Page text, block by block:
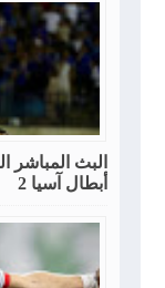
البث المباشر
أبطال آسيا 2